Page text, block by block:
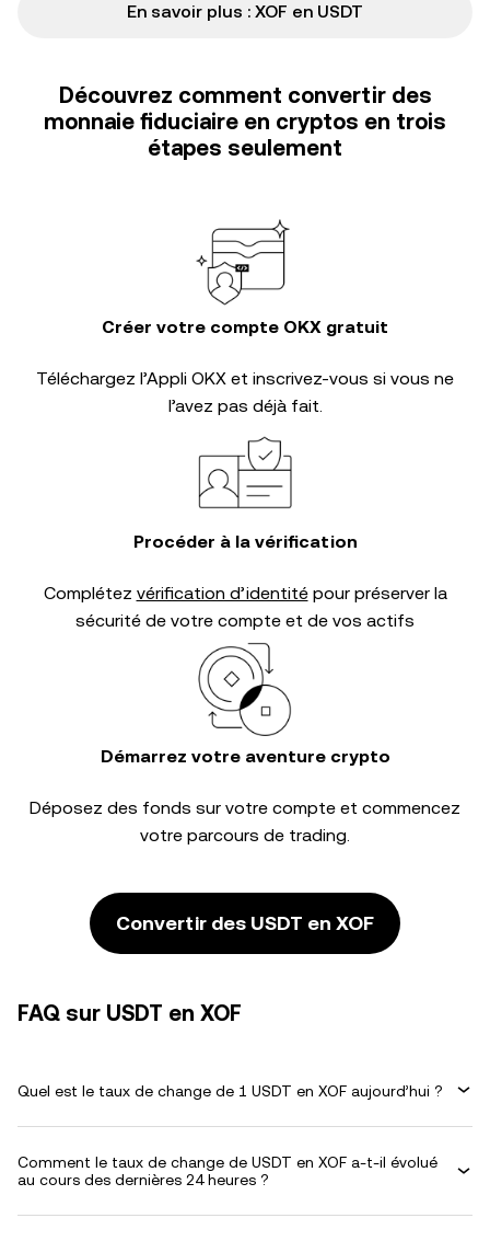
En savoir plus : XOF en USDT
Découvrez comment convertir des
monnaie fiduciaire en cryptos en trois
étapes seulement
Créer votre compte OKX gratuit
Téléchargez l’Appli OKX et inscrivez-vous si vous ne
l’avez pas déjà fait.
Procéder à la vérification
Complétez vérification d’identitépour préserver la
sécurité de votre compte et de vos actifs
Démarrez votre aventure crypto
Déposez des fonds sur votre compte et commencez
votre parcours de trading.
Convertir des USDT en XOF
FAQ sur USDT en XOF
Quel est le taux de change de 1 USDT en XOF aujourd’hui ?
Comment le taux de change de USDT en XOF a-t-il évolué
au cours des dernières 24 heures ?